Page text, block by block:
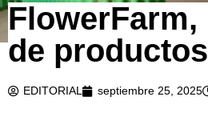
FlowerFarm,
de
EDITORIAL septiembre 25, 2025